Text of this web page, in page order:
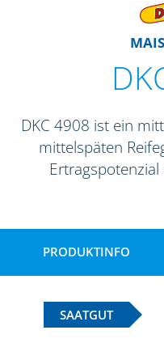
DKC 4908 ist ein
mittelspäten
PRODUKTINFO
SAATGUT